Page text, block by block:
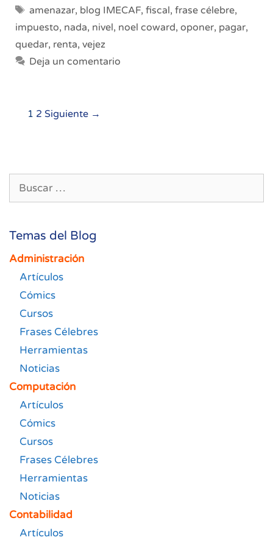
Etiquetas
amenazar, blog IMECAF, fiscal, frase célebre,
impuesto, nada, nivel, noel coward, oponer, pagar,
quedar, renta, vejez
Deja un comentario
Navegación
1 2 Siguiente →
Temas del Blog
Administración
Artículos
Cómics
Cursos
Frases Célebres
Herramientas
Noticias
Computación
Artículos
Cómics
Cursos
Frases Célebres
Herramientas
Noticias
Contabilidad
Artículos